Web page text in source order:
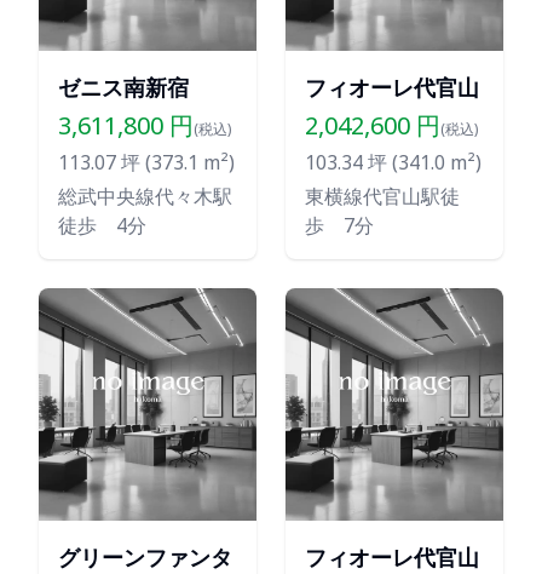
ゼニス南新宿
3,611,800 円(税込)
113.07坪 (373.1 m²)
総武中央線代々木駅
徒歩 4分
フィオーレ代官山
2,042,600 円(税込)
103.34坪 (341.0 m²)
東横線代官山駅徒
歩 7分
グリーンファンタ
フィオーレ代官山